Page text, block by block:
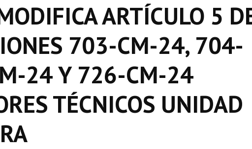
ARTÍCULO 5
703-CM-24, 704-
24 Y 726-CM-24
TÉCNICOS UNIDAD